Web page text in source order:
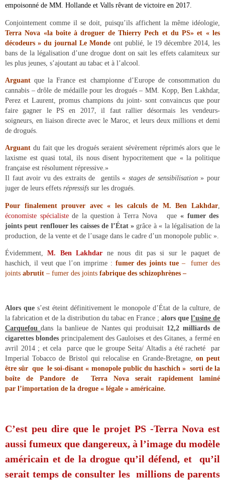
empoisonné de MM. Hollande et Valls rêvant de victoire en 2017.
Conjointement comme il se doit, puisqu’ils affichent la même idéologie,
Terra Nova «la boîte à droguer de Thierry Pech et du PS» et « les
décodeurs » du journal Le Monde ont publié, le 19 décembre 2014, les
bans de la légalisation d’une drogue dont on sait les effets calamiteux sur
les plus jeunes, s’ajoutant au tabac et à l’alcool.
Arguant que la France est championne d’Europe de consommation du
cannabis – drôle de médaille pour les drogués – MM. Kopp, Ben Lakhdar,
Perez et Laurent, promus champions du joint- sont convaincus que pour
faire gagner le PS en 2017, il faut rallier désormais les vendeurs-
soigneurs, en liaison directe avec le Maroc, et leurs deux millions et demi
de drogués.
Arguant du fait que les drogués seraient sévèrement réprimés alors que le
laxisme est quasi total, ils nous disent hypocritement que « la politique
française est résolument répressive.»
Il faut avoir vu des extraits de gentils « stages de sensibilisation» pour
juger de leurs effets répressifs sur les drogués.
Pour finalement prouver avec « les calculs de M. Ben Lakhdar
économiste spécialistede la question à Terra Nova que« fumer des
joints peut renflouer les caisses de l’État » grâce à « la légalisation de la
production, de la vente et de l’usage dans le cadre d’un monopole public ».
Évidemment,M. Ben Lakhdar ne nous dit pas si sur le paquet de
haschich, il veut que l’on imprime : fumer des joints tue– fumer des
joints abrutit – fumer des joints fabrique des schizophrènes –
Alors que s’est éteint définitivement le monopole d’État de la culture, de
la fabrication et de la distribution du tabac en France ; alors que l’usine de
Carquefoudans la banlieue de Nantes qui produisait 12,2 milliards de
cigarettes blondes principalement des Gauloises et des Gitanes, a fermé en
avril 2014 ; et cela parce que le groupe Seita/ Altadis a été racheté par
Imperial Tobacco de Bristol qui relocalise en Grande-Bretagne, on peut
être sûr que le soi-disant « monopole public du haschich » sorti de la
boîte de Pandore de Terra Nova serait rapidement laminé
par l’importation de la drogue « légale » américaine.
C’est peu dire que le projet PS -Terra Nova est
aussi fumeux que dangereux, à l’image du modèle
américain et de la drogue qu’il défend, et qu’il
serait temps de consulter les millions de parents